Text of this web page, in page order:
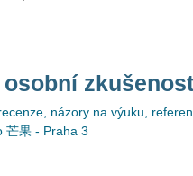
osobní
názory na výuku,
芒果 - Praha 3